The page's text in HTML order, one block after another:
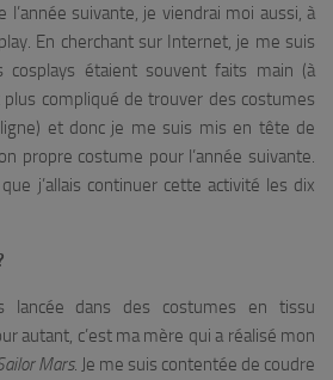
l’année suivante, je viendrai moi aussi, à
En cherchant sur Internet, je me suis
cosplays étaient souvent faits main (à
plus compliqué de trouver des costumes
et donc je me suis mis en tête de
propre costume pour l’année suivante.
j’allais continuer cette activité les dix
dans des costumes en tissu
autant, c’est ma mère qui a réalisé mon
Mars. Je me suis contentée de coudre